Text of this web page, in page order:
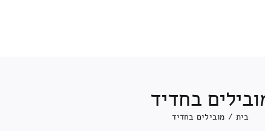
בחדיד
בית / מובילים בחדיד